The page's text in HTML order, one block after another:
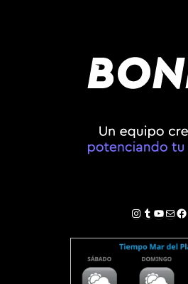
Instagram
Tumblr